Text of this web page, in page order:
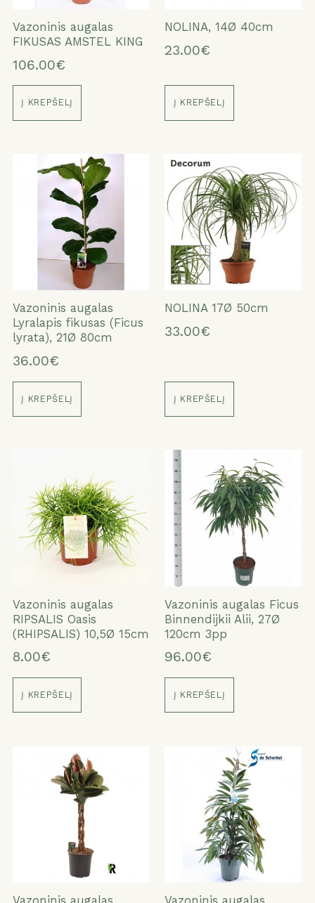
Vazoninis augalas
FIKUSAS AMSTEL KING
106.00€
Į KREPŠELĮ
NOLINA, 14Ø 40cm
23.00€
Į KREPŠELĮ
Vazoninis augalas
Lyralapis fikusas (Ficus
lyrata), 21Ø 80cm
36.00€
Į KREPŠELĮ
NOLINA 17Ø 50cm
33.00€
Į KREPŠELĮ
Vazoninis augalas
RIPSALIS Oasis
(RHIPSALIS) 10,5Ø 15cm
8.00€
Į KREPŠELĮ
Vazoninis augalas Ficus
Binnendijkii Alii, 27Ø
120cm 3pp
96.00€
Į KREPŠELĮ
Vazoninis augalas Vazoninis augalas